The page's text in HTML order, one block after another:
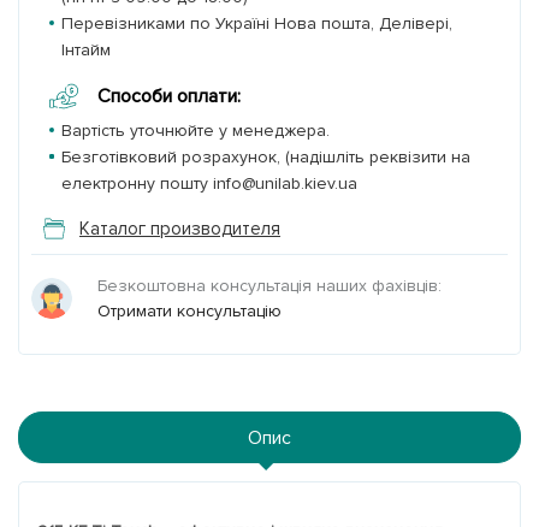
Перевізниками по Україні Нова пошта, Делівері,
Інтайм
Способи оплати:
Вартість уточнюйте у менеджера.
Безготівковий розрахунок, (надішліть реквізити на
електронну пошту info@unilab.kiev.ua
Каталог производителя
Безкоштовна консультація наших фахівців:
Отримати консультацію
Опис